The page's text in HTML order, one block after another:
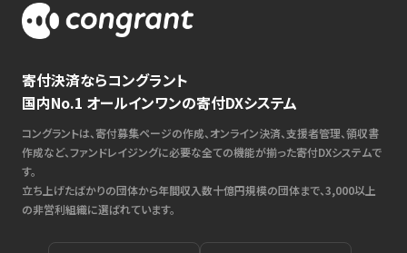
寄付決済ならコングラント
国内No.1 オールインワンの寄付DXシステム
コングラントは、寄付募集ページの作成、オンライン決済、支援者管理、領収書
作成など、ファンドレイジングに必要な全ての機能が揃った寄付DXシステムで
す。
立ち上げたばかりの団体から年間収入数十億円規模の団体まで、3,000以上
の非営利組織に選ばれています。